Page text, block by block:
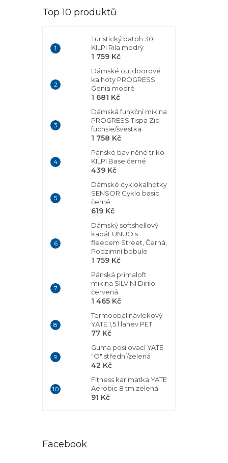
Top 10 produktů
Turistický batoh 30l
KILPI Rila modrý
1 759 Kč
Dámské outdoorové
kalhoty PROGRESS
Genia modré
1 681 Kč
Dámská funkční mikina
PROGRESS Tispa Zip
fuchsie/švestka
1 758 Kč
Pánské bavlněné triko
KILPI Base černé
439 Kč
Dámské cyklokalhotky
SENSOR Cyklo basic
černé
619 Kč
Dámský softshellový
kabát UNUO s
fleecem Street, Černá,
Podzimní bobule
1 759 Kč
Pánská primaloft
mikina SILVINI Dirilo
červená
1 465 Kč
Termoobal návlekový
YATE 1,5 l lahev PET
77 Kč
Guma posilovací YATE
"O" střední/zelená
42 Kč
Fitness karimatka YATE
Aerobic 8 tm.zelená
91 Kč
Facebook